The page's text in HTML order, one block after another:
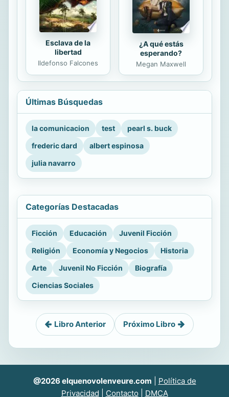
Esclava de la
libertad
Ildefonso Falcones
¿A qué estás
esperando?
Megan Maxwell
Últimas Búsquedas
la comunicacion test
pearl s. buck
frederic dard
albert espinosa
julia navarro
Categorías Destacadas
Ficción Educación
Juvenil Ficción
Religión
Economía y Negocios
Historia
Arte
Juvenil No Ficción
Biografía
Ciencias Sociales
Libro Anterior Próximo Libro
@2026 elquenovolenveure.com
Política de
Privacidad
Contacto DMCA